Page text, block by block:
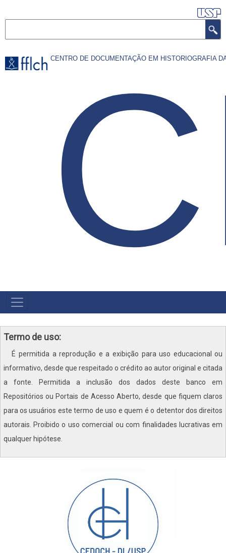
para
principal
CENTRO DE DOCUMENTAÇÃO EM HISTORIOGRAFIA
NAVEGAÇÃO
PRINCIPAL
Termo de uso:
É permitida a reprodução e a exibição para uso educacional ou
informativo, desde que respeitado o crédito ao autor original e citada
a fonte. Permitida a inclusão dos dados deste banco em
Repositórios ou Portais de Acesso Aberto, desde que fiquem claros
para os usuários este termo de uso e quem é o detentor dos direitos
autorais. Proibido o uso comercial ou com finalidades lucrativas em
qualquer hipótese.